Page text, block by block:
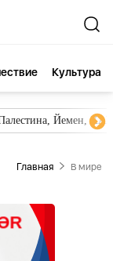
Культура
Йемен,
Главная В мире